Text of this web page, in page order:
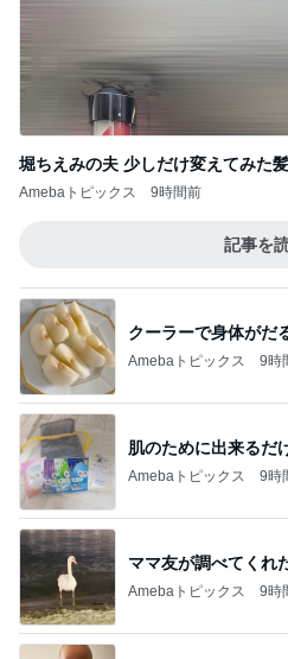
堀ちえみの夫 少しだけ変えてみた
Amebaトピックス 9時間前
記事を
クーラーで身体がだ
Amebaトピックス 9時
肌のために出来るだ
Amebaトピックス 9時
ママ友が調べてくれ
Amebaトピックス 9時